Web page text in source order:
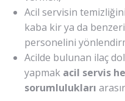
Acil servisin
kaba kir ya da
personelini
Acilde bulunan ilaç
yapmak acil servis
sorumlulukları